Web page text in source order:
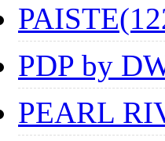
PDP by
PEARL